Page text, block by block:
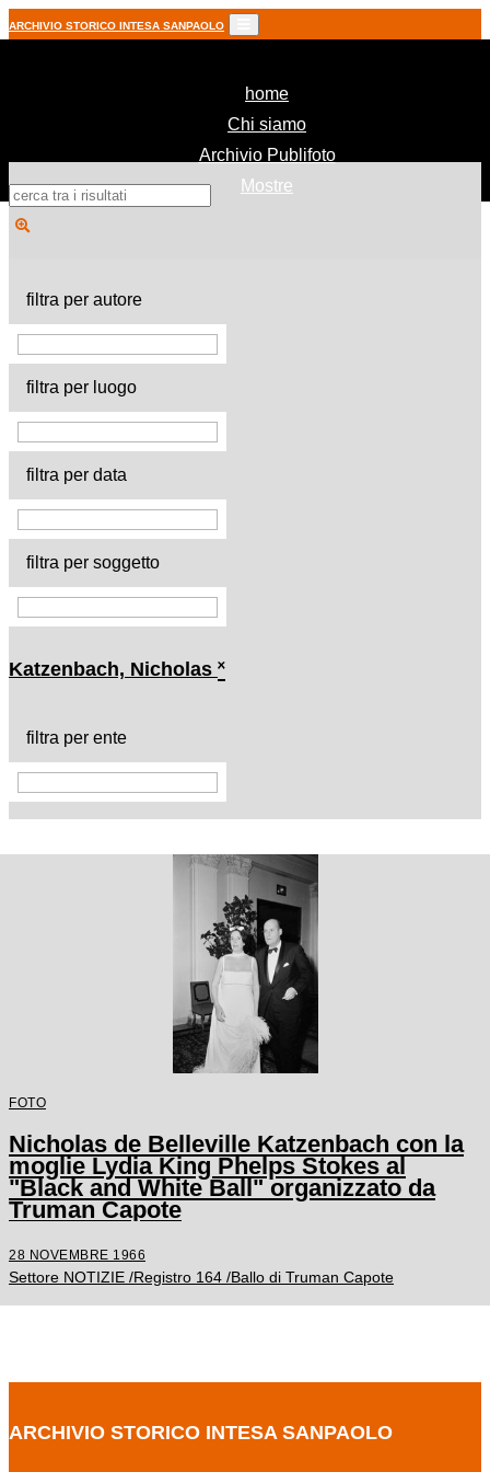
ARCHIVIO STORICO INTESA SANPAOLO
home(current)
Chi siamo
Archivio Publifoto
Mostre
filtra per autore
filtra per luogo
filtra per data
filtra per soggetto
Katzenbach, Nicholas ˟
filtra per ente
FOTO
Nicholas de Belleville Katzenbach con la
moglie Lydia King Phelps Stokes al
"Black and White Ball" organizzato da
Truman Capote
28 NOVEMBRE 1966
Settore NOTIZIE /Registro 164 /Ballo di Truman Capote
ARCHIVIO STORICO INTESA SANPAOLO